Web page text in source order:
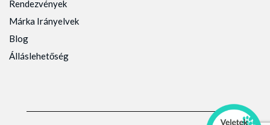
Rendezvények
Márka Irányelvek
Blog
Álláslehetőség